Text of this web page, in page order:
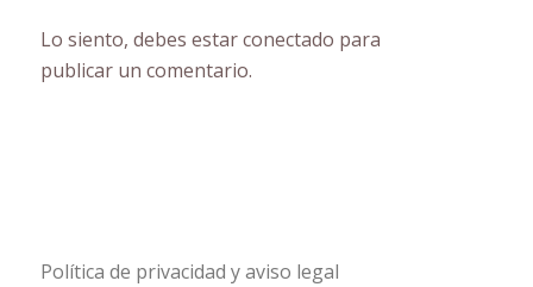
Lo siento, debes estarconectado para
publicar un comentario.
Política de privacidad y aviso legal